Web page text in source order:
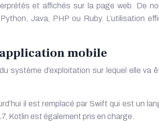
et affichés sur la page web. De
Java, PHP ou Ruby. L’utilisation
mobile
système d’exploitation sur lequel elle
il est remplacé par Swift qui est un
Kotlin est également pris en charge.